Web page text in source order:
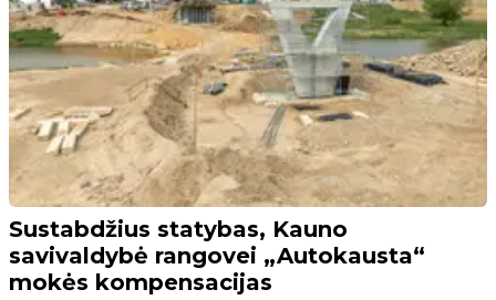
Sustabdžius statybas, Kauno
savivaldybė rangovei „Autokausta“
mokės kompensacijas